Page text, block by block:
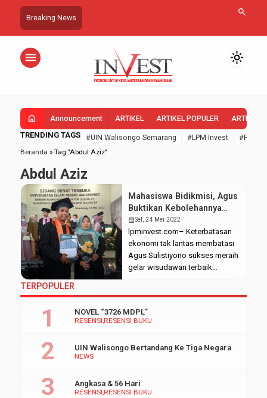
Breaking News search
menu light_mode
home Announcement ARTIKEL ARTIKEL POPULER ARTIKEL
TRENDING TAGS #UIN Walisongo Semarang #LPM Invest
#FEBI
Beranda » Tag "Abdul Aziz"
Abdul Aziz
Mahasiswa Bidikmisi, Agus
Buktikan Kebolehannya
Raih Wisudawan Terbaik
FEBI
calendar_monthSel, 24 Mei 2022
lpminvest.com– Keterbatasan
ekonomi tak lantas membatasi
Agus Sulistiyono sukses meraih
gelar wisudawan terbaik
dengan Indeks Prestasi
depan para wisudawan lain
Kampus 3 UIN Walisongo.
TERPOPULER
RESENSI RESENSI BUKU
NOVEL “3726 MDPL”
NEWS
UIN Walisongo Bertandang Ke Tiga Negara
RESENSI RESENSI BUKU
Angkasa & 56 Hari